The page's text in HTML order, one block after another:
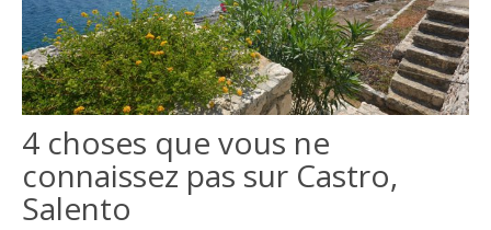
4 choses que vous ne
connaissez pas sur Castro,
Salento